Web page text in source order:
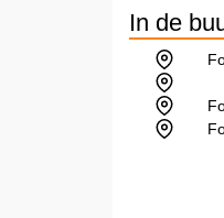
In de